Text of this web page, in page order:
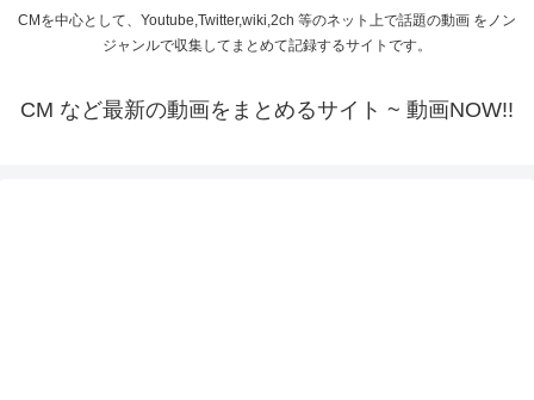
CMを中心として、Youtube,Twitter,wiki,2ch 等のネット上で話題の動画 をノン
ジャンルで収集してまとめて記録するサイトです。
CM など最新の動画をまとめるサイト ~ 動画NOW!!